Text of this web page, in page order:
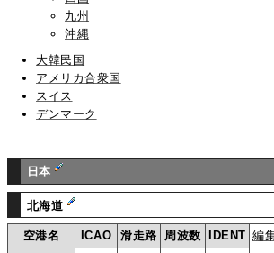
九州
沖縄
大韓民国
アメリカ合衆国
スイス
デンマーク
日本
北海道
空港名 ICAO 滑走路 周波数 IDENT 編